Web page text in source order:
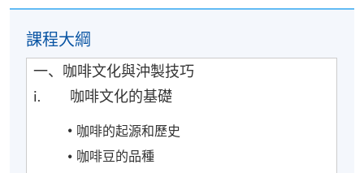
課程大綱
一、咖啡文化與沖製技巧
i. 咖啡文化的基礎
咖啡的起源和歷史
咖啡豆的品種